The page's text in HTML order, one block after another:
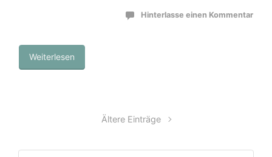
Hinterlasse einen Kommentar
Weiterlesen
Ältere Einträge